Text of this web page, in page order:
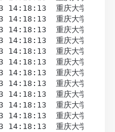
14:18:13  重庆大
14:18:13  重庆大
14:18:13  重庆大
14:18:13  重庆大
14:18:13  重庆大
14:18:13  重庆大
14:18:13  重庆大
14:18:13  重庆大
14:18:13  重庆大
14:18:13  重庆大
14:18:13  重庆大
重庆大学 市场